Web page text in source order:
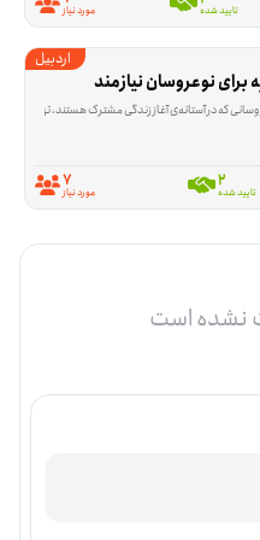
تایید شده مورد نیاز
اردبیل
نوعروسان نیازمند
است. این فرصت برای خرید ۱۰ قلم کالای اولیه شکل گرفته تا بخشی از هزینه‌های شروع زندگی در مسیر درست قرار بگیرد. این برنامه در بیله‌سوار، استان اردبیل دنبال می‌شود و برای خانواده‌هایی است که در مناطق محروم این استان زندگی می‌کنند. اقلام مورد نیاز شامل تلویزیون، اجاق گاز،
2
تایید شده 7
مورد نیاز
نشده است